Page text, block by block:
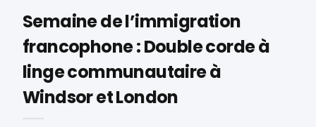
Semaine de l’immigration
francophone : Double corde à
linge communautaire à
Windsor et London